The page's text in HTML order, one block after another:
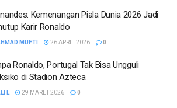
Kemenangan Piala Dunia 2026 Jadi
Karir Ronaldo
MUFTI 26 APRIL 2026 0
Ronaldo, Portugal Tak Bisa Ungguli
di Stadion Azteca
L 29 MARET 2026 0